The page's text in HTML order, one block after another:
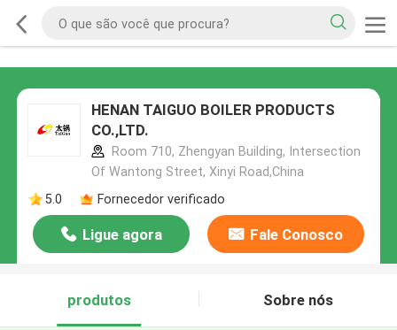
HENAN TAIGUO BOILER PRODUCTS
CO.,LTD.
Room 710, Zhengyan Building, Intersection
Of Wantong Street, Xinyi Road,China
5.0
Fornecedor verificado
Ligue agora Fale Conosco
produtos Sobre nós